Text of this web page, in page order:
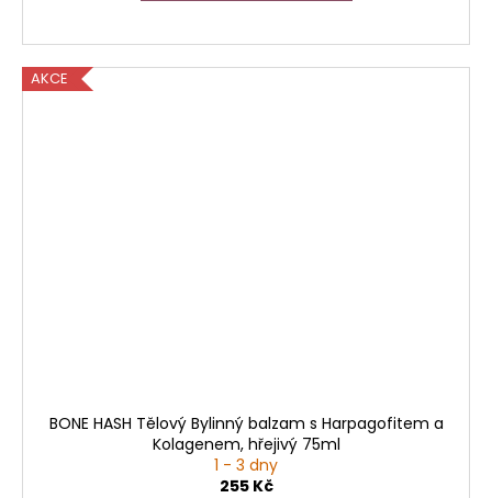
AKCE
BONE HASH Tělový Bylinný balzam s Harpagofitem a
Kolagenem, hřejivý 75ml
1 - 3 dny
255 Kč